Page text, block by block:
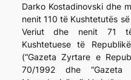
Darko Kostadinovski dhe
nenit 110 të Kushtetutës
Veriut dhe nenit 71
Kushtetuese të
(“Gazeta Zyrtare e
70/1992 dhe